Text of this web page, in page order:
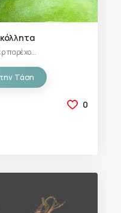
παρέχο...
Τάση
0